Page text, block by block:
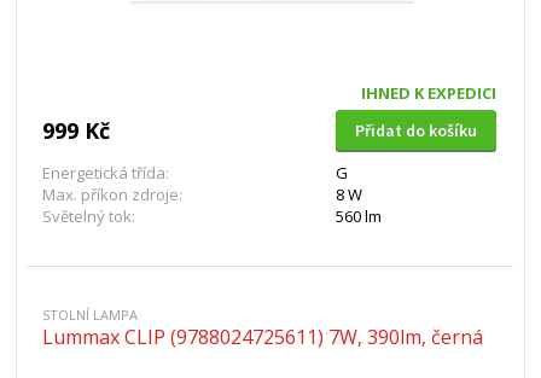
IHNED K EXPEDICI
999 Kč
Přidat do košíku
Energetická třída:
G
Max. příkon zdroje:
8 W
Světelný tok:
560 lm
STOLNÍ LAMPA
Lummax CLIP (9788024725611) 7W, 390lm, černá